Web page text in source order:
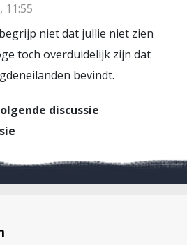
11:55
niet dat jullie niet zien
toch overduidelijk zijn dat
bevindt.
discussie